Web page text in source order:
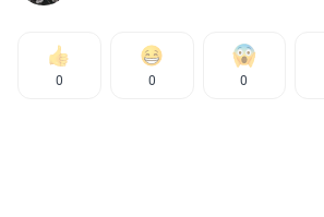
0 0 0